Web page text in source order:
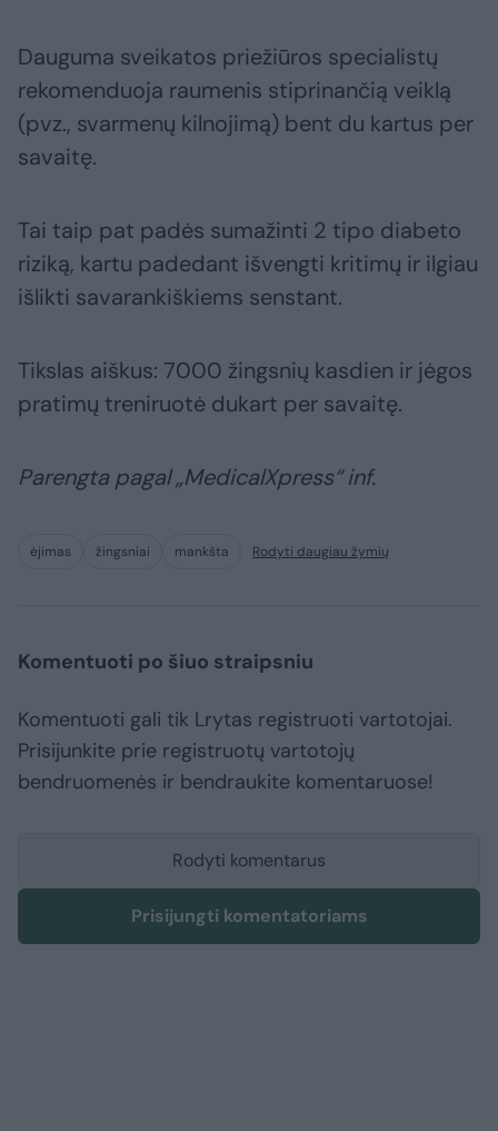
Dauguma sveikatos priežiūros specialistų
rekomenduoja raumenis stiprinančią veiklą
(pvz., svarmenų kilnojimą) bent du kartus per
savaitę.
Tai taip pat padės sumažinti 2 tipo diabeto
riziką, kartu padedant išvengti kritimų ir ilgiau
išlikti savarankiškiems senstant.
Tikslas aiškus: 7000 žingsnių kasdien ir jėgos
pratimų treniruotė dukart per savaitę.
Parengta pagal „MedicalXpress“ inf.
ėjimas žingsniai mankšta Rodyti daugiau žymių
Komentuoti po šiuo straipsniu
Komentuoti gali tik Lrytas registruoti vartotojai.
Prisijunkite prie registruotų vartotojų
bendruomenės ir bendraukite komentaruose!
Rodyti komentarus
Prisijungti komentatoriams